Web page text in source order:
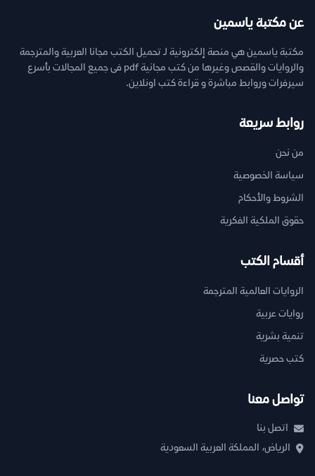
عن مكتبة ياسمين
مكتبة ياسمين هي منصة إلكترونية لـ تحميل الكتب مجانا العربية والمترجمة
والروايات والقصص وغيرها من كتب مجانية pdf فى جميع المجالات بأسرع
سيرفرات وروابط مباشرة و قراءة كتب اونلاين.
روابط سريعة
من نحن
سياسة الخصوصية
الشروط والأحكام
حقوق الملكية الفكرية
أقسام الكتب
الروايات العالمية المترجمة
روايات عربية
تنمية بشرية
كتب حصرية
تواصل معنا
اتصل بنا
الرياض، المملكة العربية السعودية